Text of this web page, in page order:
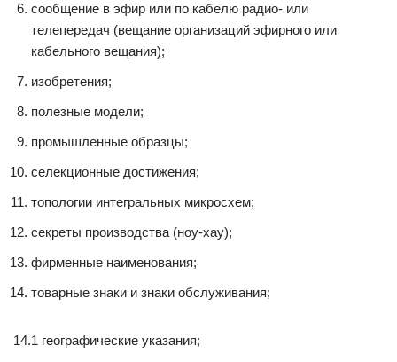
сообщение в эфир или по кабелю радио- или
телепередач (вещание организаций эфирного или
кабельного вещания);
изобретения;
полезные модели;
промышленные образцы;
селекционные достижения;
топологии интегральных микросхем;
секреты производства (ноу-хау);
фирменные наименования;
товарные знаки и знаки обслуживания;
14.1 географические указания;